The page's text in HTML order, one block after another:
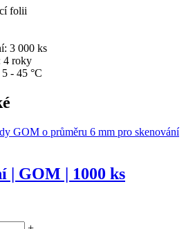
folii
3 000 ks
4 roky
- 45 °C
| GOM | 1000 ks